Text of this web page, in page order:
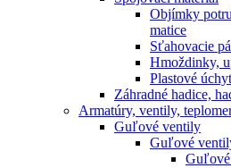
Objímky
matice
Sťahovacie
Hmoždinky,
Plastové
Záhradné hadice,
Armatúry, ventily,
Guľové ventily
Guľové